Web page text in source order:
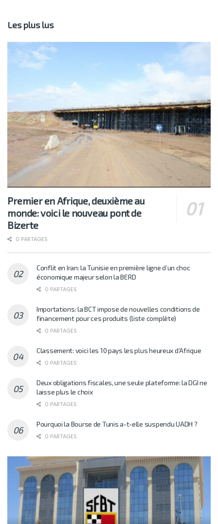
Les plus lus
Premier en Afrique, deuxième au
monde: voici le nouveau pont de
Bizerte
0 PARTAGES
Conflit en Iran: la Tunisie en première ligne d’un choc
économique majeur selon la BERD
0 PARTAGES
Importations: la BCT impose de nouvelles conditions de
financement pour ces produits (liste complète)
0 PARTAGES
Classement: voici les 10 pays les plus heureux d’Afrique
0 PARTAGES
Deux obligations fiscales, une seule plateforme: la DGI ne
laisse plus le choix
0 PARTAGES
Pourquoi la Bourse de Tunis a-t-elle suspendu UADH ?
0 PARTAGES